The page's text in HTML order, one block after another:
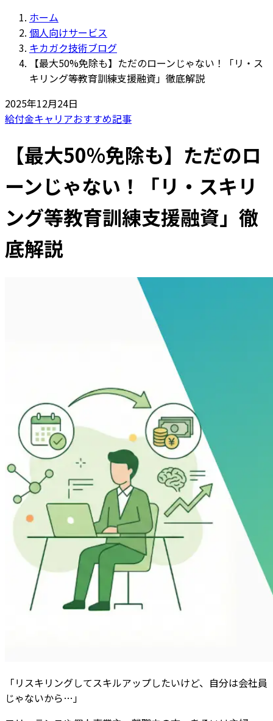
ホーム
個人向けサービス
キカガク技術ブログ
【最大50%免除も】ただのローンじゃない！「リ・ス
キリング等教育訓練支援融資」徹底解説
2025年12月24日
給付金キャリアおすすめ記事
【最大50%免除も】ただのロ
ーンじゃない！「リ・スキリ
ング等教育訓練支援融資」徹
底解説
「リスキリングしてスキルアップしたいけど、自分は会社員
じゃないから…」